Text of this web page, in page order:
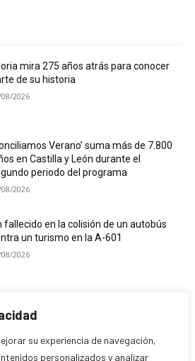
su experiencia de navegación,
personalizados y analizar
mira 275 años atrás para conocer
de su historia
2026
Verano’ suma más de 7.800
en Castilla y León durante el
periodo del programa
2026
fallecido en la colisión de un autobús
un turismo en la A-601
2026
mejores fotografías de sus fiestas